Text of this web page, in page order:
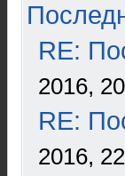
RE:
2016,
RE:
2016,